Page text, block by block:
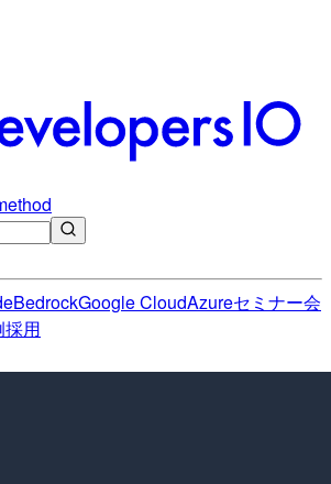
BedrockGoogle CloudAzureセミナー会
採用